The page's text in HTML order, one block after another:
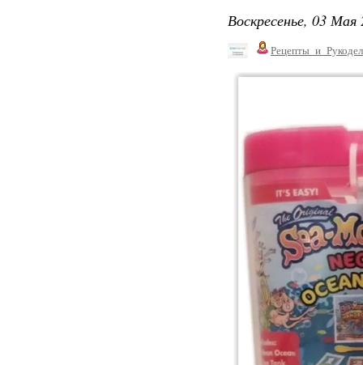
Воскресенье, 03